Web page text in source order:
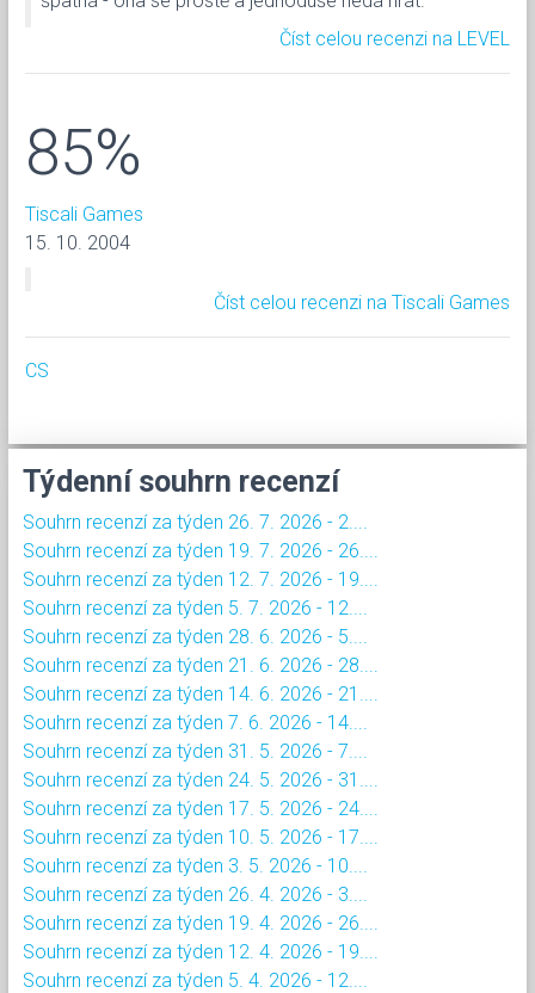
Číst celou recenzi na LEVEL
85%
Tiscali Games
15. 10. 2004
Číst celou recenzi na Tiscali Games
CS
Týdenní souhrn recenzí
Souhrn recenzí za týden 26. 7. 2026 - 2....
Souhrn recenzí za týden 19. 7. 2026 - 26....
Souhrn recenzí za týden 12. 7. 2026 - 19....
Souhrn recenzí za týden 5. 7. 2026 - 12....
Souhrn recenzí za týden 28. 6. 2026 - 5....
Souhrn recenzí za týden 21. 6. 2026 - 28....
Souhrn recenzí za týden 14. 6. 2026 - 21....
Souhrn recenzí za týden 7. 6. 2026 - 14....
Souhrn recenzí za týden 31. 5. 2026 - 7....
Souhrn recenzí za týden 24. 5. 2026 - 31....
Souhrn recenzí za týden 17. 5. 2026 - 24....
Souhrn recenzí za týden 10. 5. 2026 - 17....
Souhrn recenzí za týden 3. 5. 2026 - 10....
Souhrn recenzí za týden 26. 4. 2026 - 3....
Souhrn recenzí za týden 19. 4. 2026 - 26....
Souhrn recenzí za týden 12. 4. 2026 - 19....
Souhrn recenzí za týden 5. 4. 2026 - 12....